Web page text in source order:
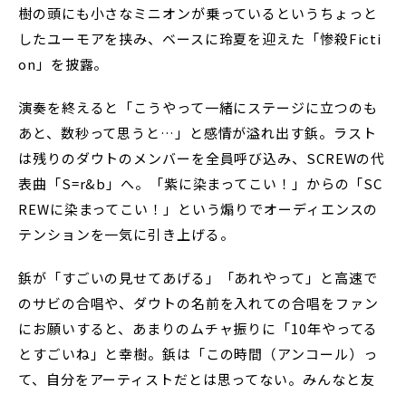
樹の頭にも小さなミニオンが乗っているというちょっと
したユーモアを挟み、ベースに玲夏を迎えた「惨殺Ficti
on」を披露。
演奏を終えると「こうやって一緒にステージに立つのも
あと、数秒って思うと…」と感情が溢れ出す鋲。ラスト
は残りのダウトのメンバーを全員呼び込み、SCREWの代
表曲「S=r&b」へ。「紫に染まってこい！」からの「SC
REWに染まってこい！」という煽りでオーディエンスの
テンションを一気に引き上げる。
鋲が「すごいの見せてあげる」「あれやって」と高速で
のサビの合唱や、ダウトの名前を入れての合唱をファン
にお願いすると、あまりのムチャ振りに「10年やってる
とすごいね」と幸樹。鋲は「この時間（アンコール）っ
て、自分をアーティストだとは思ってない。みんなと友